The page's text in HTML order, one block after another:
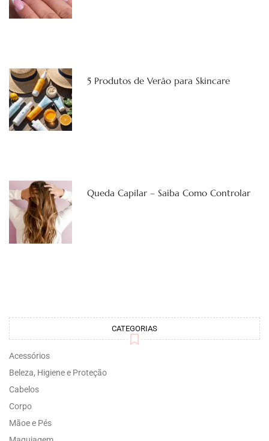
5 Produtos de Verão para Skincare
Queda Capilar – Saiba Como Controlar
CATEGORIAS
Acessórios
Beleza, Higiene e Proteção
Cabelos
Corpo
Mãoe e Pés